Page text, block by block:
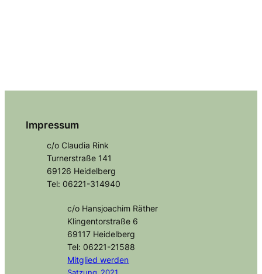
Impressum
c/o Claudia Rink
Turnerstraße 141
69126 Heidelberg
Tel: 06221-314940
c/o Hansjoachim Räther
Klingentorstraße 6
69117 Heidelberg
Tel: 06221-21588
Mitgliedwerden